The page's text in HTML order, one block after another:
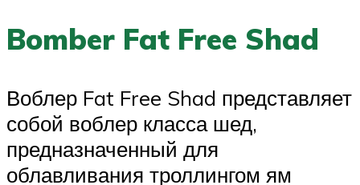
Bomber Fat Free Shad
Воблер Fat Free Shad представляет
собой воблер класса шед,
предназначенный для
облавливания троллингом ям